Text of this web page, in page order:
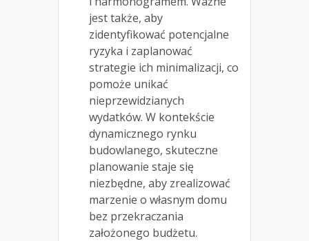
jest także, aby
zidentyfikować potencjalne
ryzyka i zaplanować
strategie ich minimalizacji, co
pomoże unikać
nieprzewidzianych
wydatków. W kontekście
dynamicznego rynku
budowlanego, skuteczne
planowanie staje się
niezbędne, aby zrealizować
marzenie o własnym domu
bez przekraczania
założonego budżetu.